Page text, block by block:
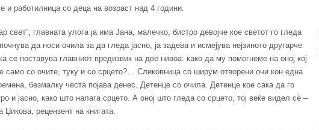
и работилница со деца на возраст над 4 години.
свет”, главната улога ја има Јана, малечко, бистро девојче кое светот го гледа
да носи очила за да гледа јасно, ја задева и исмејува нејзиното другарче
се поставува главниот предизвик на две нивоа: како да му помогнеме на оној кој
само со очите, туку и со срцето?… Сликовница со ширум отворени очи кон една
безмалку честа појава денес. Детенце со очила. Детенце кое сака да го
и јасно, како што налага срцето. А оној што гледа со срцето, тој веќе видел сѐ –
Џикова, рецензент на книгата.